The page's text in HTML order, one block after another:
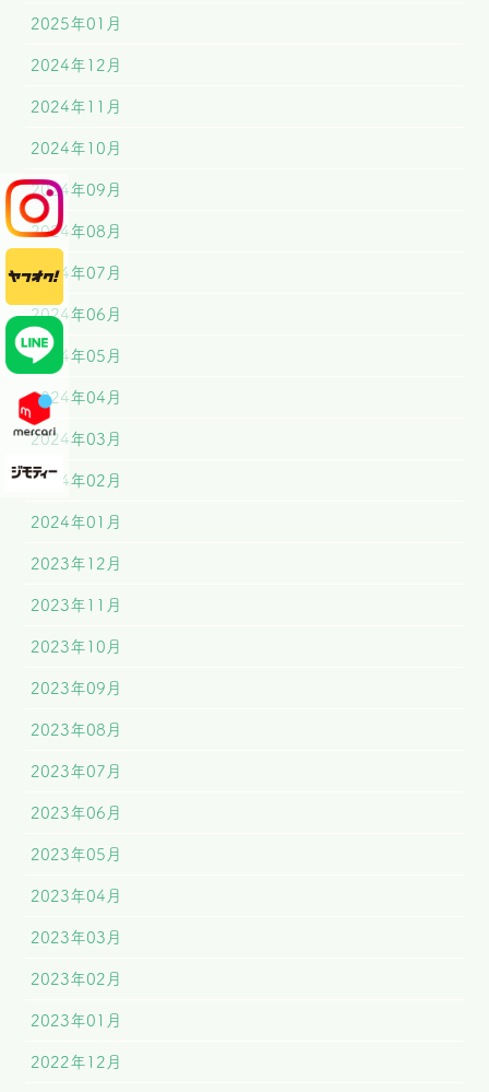
2025年01月
2024年12月
2024年11月
2024年10月
2024年09月
2024年08月
2024年07月
2024年06月
2024年05月
2024年04月
2024年03月
2024年02月
2024年01月
2023年12月
2023年11月
2023年10月
2023年09月
2023年08月
2023年07月
2023年06月
2023年05月
2023年04月
2023年03月
2023年02月
2023年01月
2022年12月